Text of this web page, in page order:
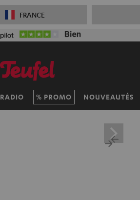
FRANCE
RADIO PROMO NOUVEAUTÉS